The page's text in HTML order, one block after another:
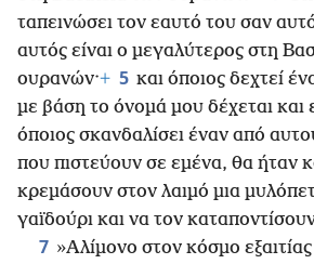
ταπεινώσει τον εαυτό του σαν
αυτός είναι ο μεγαλύτερος στη
ουρανών·+ 5 και όποιος δεχτεί
με βάση το όνομά μου δέχεται και
όποιος σκανδαλίσει έναν από
που πιστεύουν σε εμένα, θα ήταν
κρεμάσουν στον λαιμό μια
γαϊδούρι και να τον
7 »Αλίμονο στον κόσμο